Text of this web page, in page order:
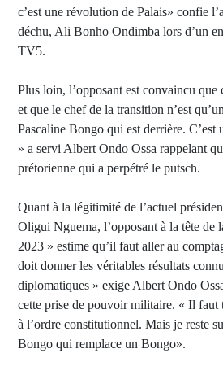
c’est une révolution de Palais» confie
déchu, Ali Bonho Ondimba lors d’un
TV5.
Plus loin, l’opposant est convaincu que
et que le chef de la transition n’est
Pascaline Bongo qui est derrière. C’est
» a servi Albert Ondo Ossa rappelant
prétorienne qui a perpétré le putsch.
Quant à la légitimité de l’actuel
Oligui Nguema, l’opposant à la tête de
2023 » estime qu’il faut aller au
doit donner les véritables résultats
diplomatiques » exige Albert Ondo
cette prise de pouvoir militaire. « Il faut
à l’ordre constitutionnel. Mais je reste
Bongo qui remplace un Bongo».